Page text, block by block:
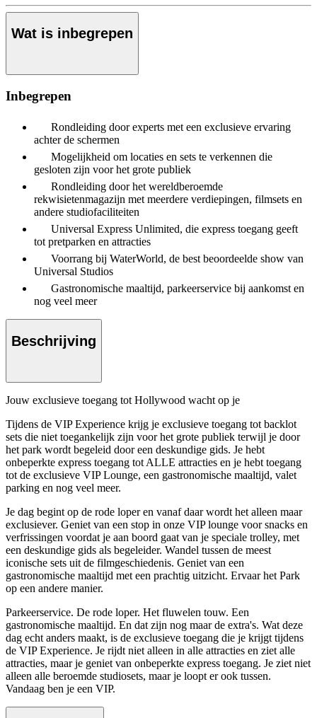
Wat is inbegrepen
Inbegrepen
Rondleiding door experts met een exclusieve ervaring
achter de schermen
Mogelijkheid om locaties en sets te verkennen die
gesloten zijn voor het grote publiek
Rondleiding door het wereldberoemde
rekwisietenmagazijn met meerdere verdiepingen, filmsets en
andere studiofaciliteiten
Universal Express Unlimited, die express toegang geeft
tot pretparken en attracties
Voorrang bij WaterWorld, de best beoordeelde show van
Universal Studios
Gastronomische maaltijd, parkeerservice bij aankomst en
nog veel meer
Beschrijving
Jouw exclusieve toegang tot Hollywood wacht op je
Tijdens de VIP Experience krijg je exclusieve toegang tot backlot
sets die niet toegankelijk zijn voor het grote publiek terwijl je door
het park wordt begeleid door een deskundige gids. Je hebt
onbeperkte express toegang tot ALLE attracties en je hebt toegang
tot de exclusieve VIP Lounge, een gastronomische maaltijd, valet
parking en nog veel meer.
Je dag begint op de rode loper en vanaf daar wordt het alleen maar
exclusiever. Geniet van een stop in onze VIP lounge voor snacks en
verfrissingen voordat je aan boord gaat van je speciale trolley, met
een deskundige gids als begeleider. Wandel tussen de meest
iconische sets uit de filmgeschiedenis. Geniet van een
gastronomische maaltijd met een prachtig uitzicht. Ervaar het Park
op een andere manier.
Parkeerservice. De rode loper. Het fluwelen touw. Een
gastronomische maaltijd. En dat zijn nog maar de extra's. Wat deze
dag echt anders maakt, is de exclusieve toegang die je krijgt tijdens
de VIP Experience. Je rijdt niet alleen in alle attracties en ziet alle
attracties, maar je geniet van onbeperkte express toegang. Je ziet niet
alleen alle beroemde studiosets, maar je loopt er ook tussen.
Vandaag ben je een VIP.